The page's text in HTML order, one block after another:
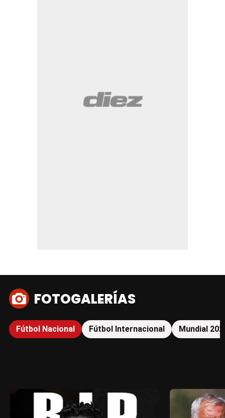
FOTOGALERÍAS
Fútbol Nacional Fútbol Internacional Mundial